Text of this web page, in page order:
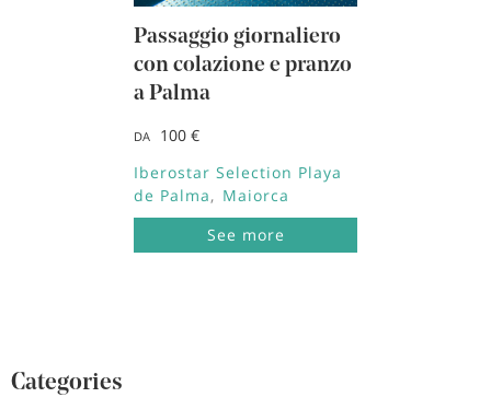
Passaggio giornaliero
con colazione e pranzo
a Palma
DA
100 €
Iberostar Selection Playa
de Palma
Maiorca
See more
Categories